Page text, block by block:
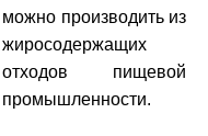
можно производить из
жиросодержащих
отходов пищевой
промышленности.